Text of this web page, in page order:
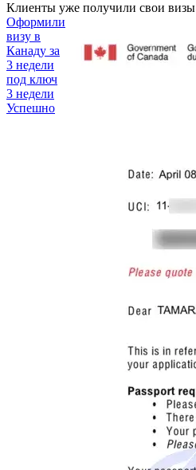
Клиенты уже получили свои визы
Оформили
визу в
Канаду за
3 недели
под ключ
3 недели
Успешно